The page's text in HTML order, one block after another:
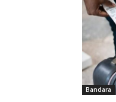
Bandara